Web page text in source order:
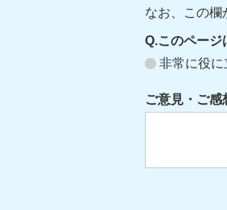
なお、この欄
Q.このページ
非常に役に
ご意見・ご感